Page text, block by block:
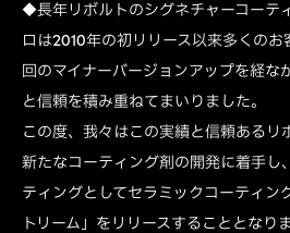
◆長年リボルトのシグネチャーコーテ
ロは2010年の初リリース以来多くの
回のマイナーバージョンアップを経な
と信頼を積み重ねてまいりました。
この度、我々はこの実績と信頼あるリ
新たなコーティング剤の開発に着手し
ティングとしてセラミックコーティン
トリーム」をリリースすることとなり